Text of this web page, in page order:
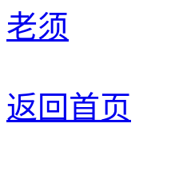
老须
返回首页